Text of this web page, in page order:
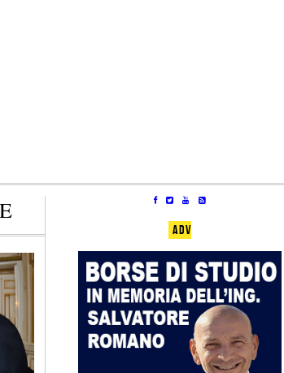
ADV